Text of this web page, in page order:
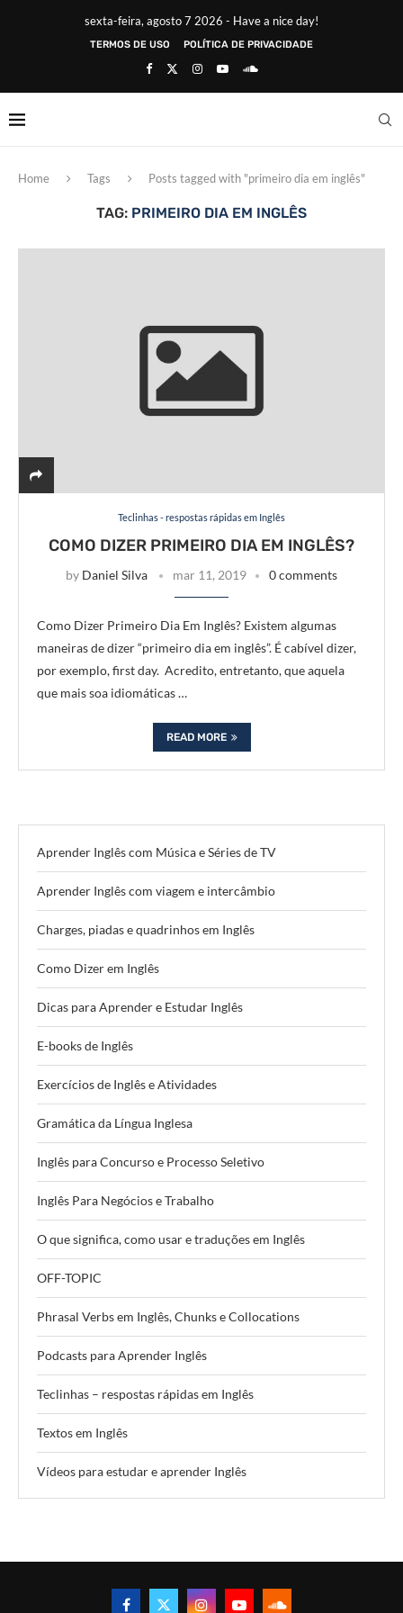
sexta-feira, agosto 7 2026 - Have a nice day!
TERMOS DE USO POLÍTICA DE PRIVACIDADE
Home Tags Posts tagged with "primeiro dia em inglês"
TAG: PRIMEIRO DIA EM INGLÊS
Teclinhas - respostas rápidas em Inglês
COMO DIZER PRIMEIRO DIA EM INGLÊS?
by Daniel Silva mar 11, 2019 0 comments
Como Dizer Primeiro Dia Em Inglês? Existem algumas
maneiras de dizer “primeiro dia em inglês”. É cabível dizer,
por exemplo, first day. Acredito, entretanto, que aquela
que mais soa idiomáticas …
READ MORE
Aprender Inglês com Música e Séries de TV
Aprender Inglês com viagem e intercâmbio
Charges, piadas e quadrinhos em Inglês
Como Dizer em Inglês
Dicas para Aprender e Estudar Inglês
E-books de Inglês
Exercícios de Inglês e Atividades
Gramática da Língua Inglesa
Inglês para Concurso e Processo Seletivo
Inglês Para Negócios e Trabalho
O que significa, como usar e traduções em Inglês
OFF-TOPIC
Phrasal Verbs em Inglês, Chunks e Collocations
Podcasts para Aprender Inglês
Teclinhas – respostas rápidas em Inglês
Textos em Inglês
Vídeos para estudar e aprender Inglês